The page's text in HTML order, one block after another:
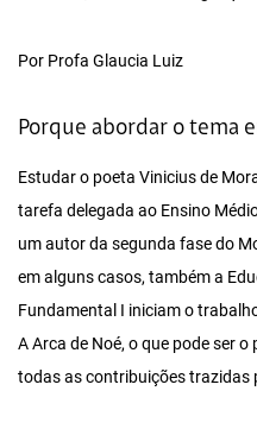
Por Profa Glaucia Luiz
Porque abordar o tema
Estudar o poeta Vinicius de
tarefa delegada ao Ensino
um autor da segunda fase do
em alguns casos, também a
Fundamental I iniciam o
A Arca de Noé, o que pode ser
todas as contribuições trazidas